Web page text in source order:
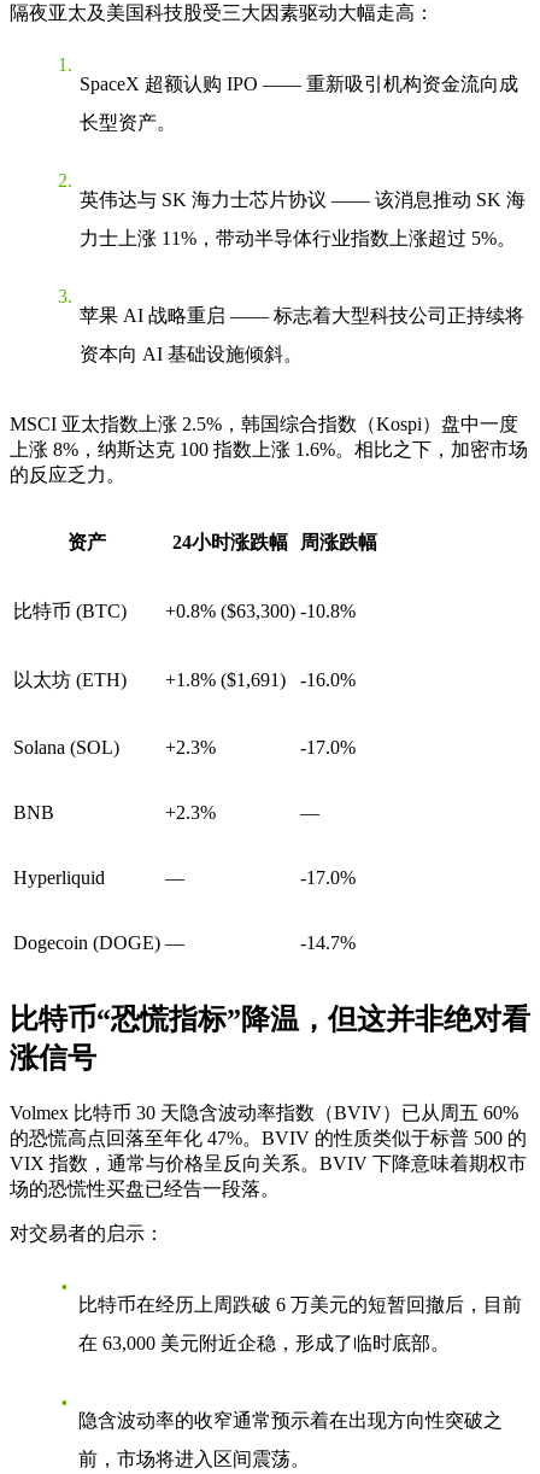
隔夜亚太及美国科技股受三大因素驱动大幅走高：
SpaceX 超额认购 IPO —— 重新吸引机构资金流向成
长型资产。
英伟达与 SK 海力士芯片协议 —— 该消息推动 SK 海
力士上涨 11%，带动半导体行业指数上涨超过 5%。
苹果 AI 战略重启 —— 标志着大型科技公司正持续将
资本向 AI 基础设施倾斜。
MSCI 亚太指数上涨 2.5%，韩国综合指数（Kospi）盘中一度
上涨 8%，纳斯达克 100 指数上涨 1.6%。相比之下，加密市场
的反应乏力。
资产 24小时涨跌幅 周涨跌幅
比特币 (BTC) +0.8% ($63,300) -10.8%
以太坊 (ETH) +1.8% ($1,691) -16.0%
Solana (SOL) +2.3% -17.0%
BNB +2.3% —
Hyperliquid — -17.0%
Dogecoin (DOGE) — -14.7%
比特币“恐慌指标”降温，但这并非绝对看
涨信号
Volmex 比特币 30 天隐含波动率指数（BVIV）已从周五 60%
的恐慌高点回落至年化 47%。BVIV 的性质类似于标普 500 的
VIX 指数，通常与价格呈反向关系。BVIV 下降意味着期权市
场的恐慌性买盘已经告一段落。
对交易者的启示：
比特币在经历上周跌破 6 万美元的短暂回撤后，目前
在 63,000 美元附近企稳，形成了临时底部。
隐含波动率的收窄通常预示着在出现方向性突破之
前，市场将进入区间震荡。